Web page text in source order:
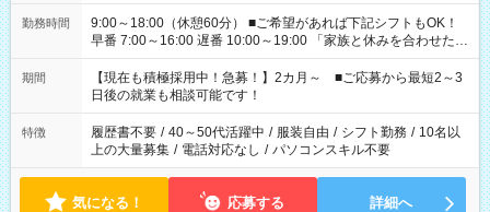
勤務時間
9:00～18:00（休憩60分） ■ご希望があれば下記シフトもOK！
早番 7:00～16:00 遅番 10:00～19:00 「家族と休みを合わせた
い」 「余裕を持って夕飯の準備がしたい」 「できれば残業はし
たくない」 など、ご希望を教えてくださいね。 ※Wワーク希望
の方へ 今ご覧のお仕事で希望する勤務時間と、もう1つのお仕事
の勤務時間。 合計で週40時間を超える場合は応募できません。
期間
【現在も積極採用中！急募！】2カ月～ ■ご応募から最短2～3
日後の就業も相談可能です！
特徴 履歴書不要 / 40～50代活躍中 / 服装自由 / シフト勤務 / 10名以
上の大量募集 / 電話対応なし / パソコンスキル不要
気になる！ 応募する 詳細へ